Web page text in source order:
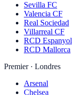
Sevilla FC
Valencia CF
Real Sociedad
Villarreal CF
RCD Espanyol
RCD Mallorca
Premier · Londres
Arsenal
Chelsea